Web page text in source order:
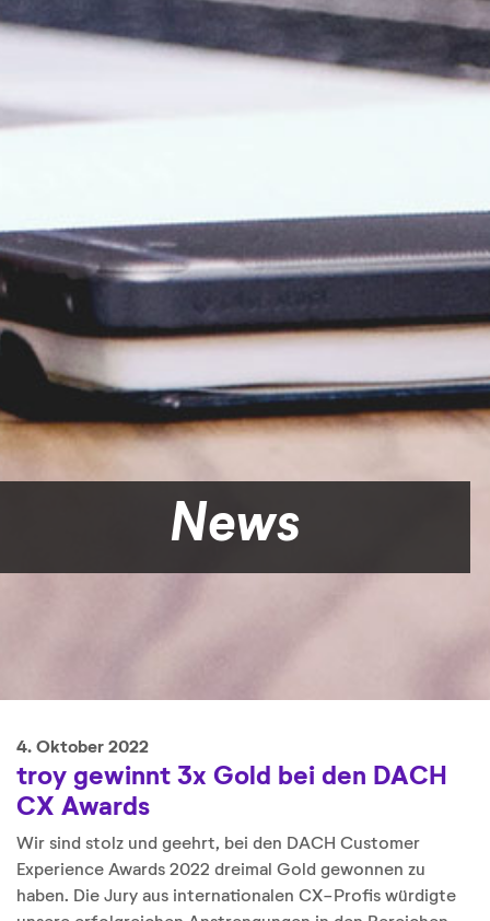
News
4. Oktober 2022
troy gewinnt 3x Gold bei den DACH
CX Awards
Wir sind stolz und geehrt, bei den DACH Customer
Experience Awards 2022 dreimal Gold gewonnen zu
haben. Die Jury aus internationalen CX-Profis würdigte